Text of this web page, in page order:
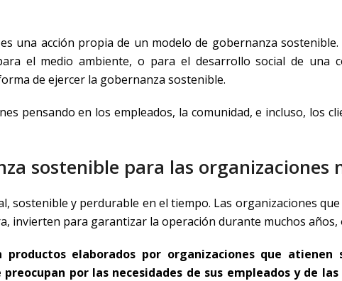
una acción propia de un modelo de gobernanza sostenible.
el medio ambiente, o para el desarrollo social de una
de ejercer la gobernanza sostenible.
pensando en los empleados, la comunidad, e incluso, los
sostenible para las organizaciones
sostenible y perdurable en el tiempo. Las organizaciones
invierten para garantizar la operación durante muchos años,
productos elaborados por organizaciones que atienen
por las necesidades de sus empleados y de las